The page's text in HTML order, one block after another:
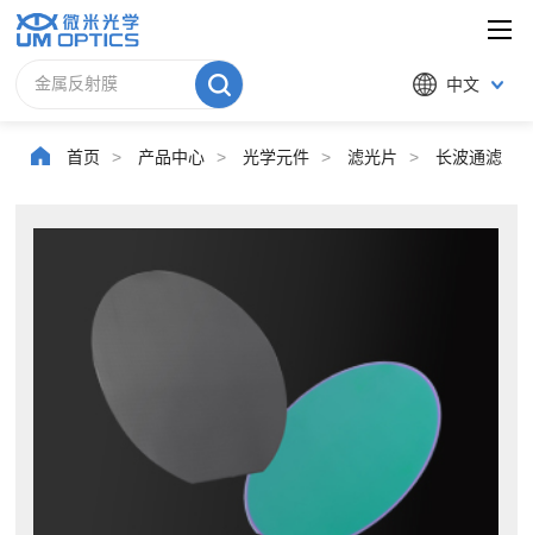
中文
首页 > 产品中心 > 光学元件 > 滤光片 > 长波通滤光